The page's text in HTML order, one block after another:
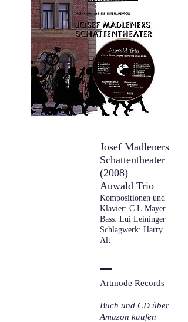
​Josef Madleners
Schattentheater
(2008)
Auwald Trio
Kompositionen und
Klavier: C.L.Mayer
Bass: Lui Leininger
Schlagwerk: Harry
Alt
Artmode Records
Buch und CD über
Amazon kaufen